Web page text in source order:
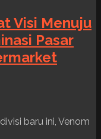
Visi Menuju
Pasar
baru ini, Venom